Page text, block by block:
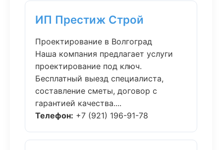
ИП Престиж Строй
Проектирование в Волгоград
Наша компания предлагает услуги
проектирование под ключ.
Бесплатный выезд специалиста,
составление сметы, договор с
гарантией качества....
Телефон: +7 (921) 196-91-78